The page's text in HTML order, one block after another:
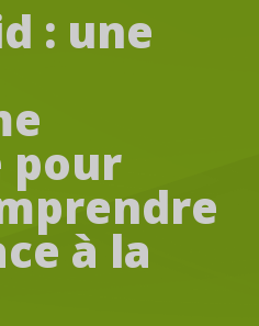
: une
pour
à la